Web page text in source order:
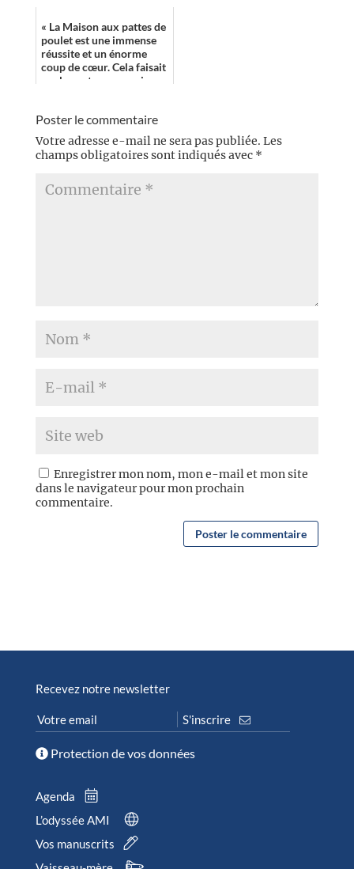
« La Maison aux pattes de
poulet est une immense
réussite et un énorme
coup de cœur. Cela faisait
quelques temps que je
Poster le commentaire
Votre adresse e-mail ne sera pas publiée. Les
champs obligatoires sont indiqués avec *
Enregistrer mon nom, mon e-mail et mon site
dans le navigateur pour mon prochain
commentaire.
Recevez notre newsletter
Protection de vos données
Agenda
L’odyssée AMI
Vos manuscrits